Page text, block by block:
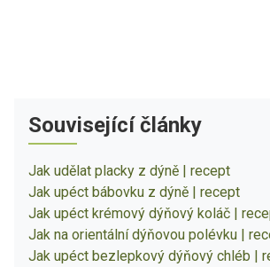
Související články
Jak udělat placky z dýně | recept
Jak upéct bábovku z dýně | recept
Jak upéct krémový dýňový koláč |
Jak na orientální dýňovou polévku |
Jak upéct bezlepkový dýňový chléb |